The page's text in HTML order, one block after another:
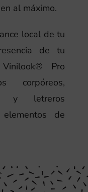
al máximo.
local de tu
de tu
Pro
corpóreos,
y letreros
de